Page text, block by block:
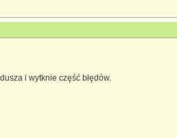
i wytknie część błędów.